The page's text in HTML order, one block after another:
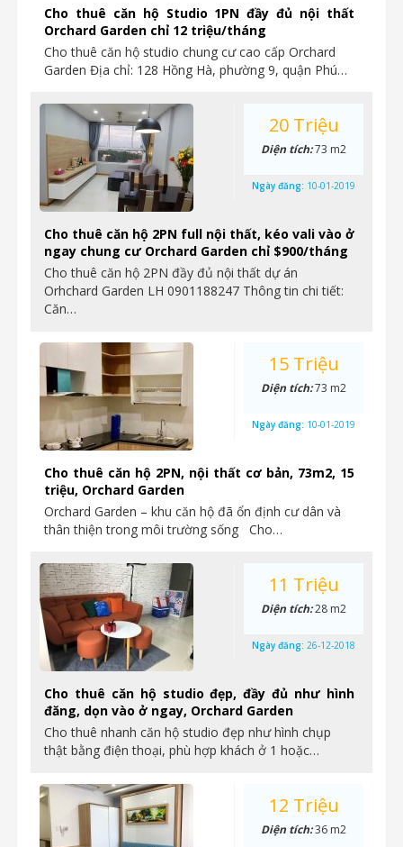
Cho thuê căn hộ Studio 1PN đầy đủ nội thất
Orchard Garden chỉ 12 triệu/tháng
Cho thuê căn hộ studio chung cư cao cấp Orchard
Garden Địa chỉ: 128 Hồng Hà, phường 9, quận Phú…
Cho thuê căn hộ 2PN full nội thất, kéo vali vào ở
ngay chung cư Orchard Garden chỉ $900/tháng
Cho thuê căn hộ 2PN đầy đủ nội thất dự án
Orhchard Garden LH 0901188247 Thông tin chi tiết:
Căn…
20 Triệu
Diện tích:73 m2
Ngày đăng: 10-01-2019
Cho thuê căn hộ 2PN, nội thất cơ bản, 73m2, 15
triệu, Orchard Garden
Orchard Garden – khu căn hộ đã ổn định cư dân và
thân thiện trong môi trường sống Cho…
15 Triệu
Diện tích:73 m2
Ngày đăng: 10-01-2019
Cho thuê căn hộ studio đẹp, đầy đủ như hình
đăng, dọn vào ở ngay, Orchard Garden
Cho thuê nhanh căn hộ studio đẹp như hình chụp
thật bằng điện thoại, phù hợp khách ở 1 hoặc…
11 Triệu
Diện tích:28 m2
Ngày đăng: 26-12-2018
12 Triệu
Diện tích:36 m2